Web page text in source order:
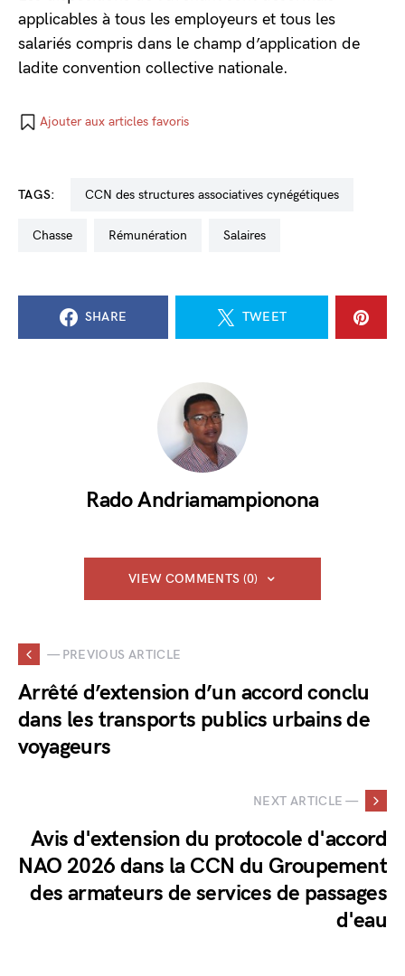
applicables à tous les employeurs et tous les
salariés compris dans le champ d’application de
ladite convention collective nationale.
Ajouter aux articles favoris
TAGS: CCN des structures associatives cynégétiques
chasse rémunération salaires
SHARE TWEET
Rado Andriamampionona
VIEW COMMENTS (0)
— PREVIOUS ARTICLE
Arrêté d’extension d’un accord conclu
dans les transports publics urbains de
voyageurs
NEXT ARTICLE —
Avis d'extension du protocole d'accord
NAO 2026 dans la CCN du Groupement
des armateurs de services de passages
d'eau